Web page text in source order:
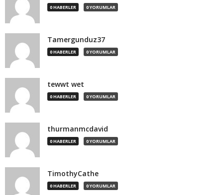
0 HABERLER 0 YORUMLAR
Tamergunduz37
0 HABERLER 0 YORUMLAR
tewwt wet
0 HABERLER 0 YORUMLAR
thurmanmcdavid
0 HABERLER 0 YORUMLAR
TimothyCathe
0 HABERLER 0 YORUMLAR